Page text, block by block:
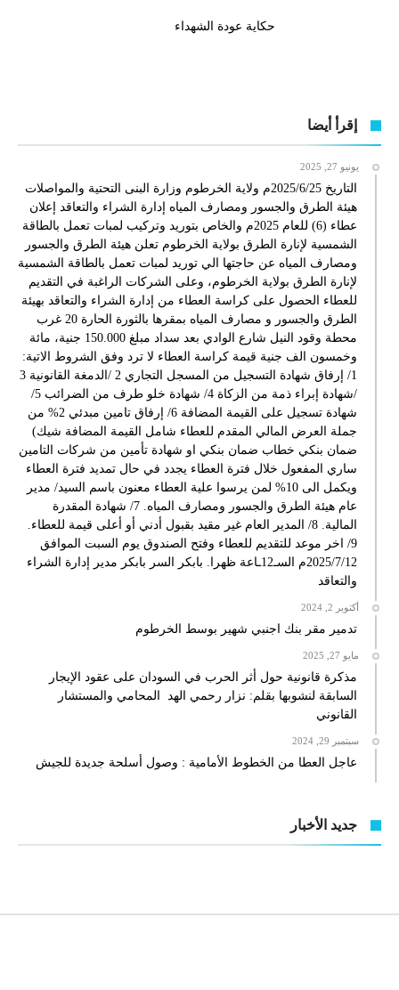
حكاية عودة الشهداء
إقرأ أيضا
يونيو 27, 2025
التاريخ 2025/6/25م ولاية الخرطوم وزارة البنى التحتية والمواصلات
هيئة الطرق والجسور ومصارف المياه إدارة الشراء والتعاقد إعلان
عطاء (6) للعام 2025م والخاص بتوريد وتركيب لمبات تعمل بالطاقة
الشمسية لإنارة الطرق بولاية الخرطوم تعلن هيئة الطرق والجسور
ومصارف المياه عن حاجتها الي توريد لمبات تعمل بالطاقة الشمسية
لإنارة الطرق بولاية الخرطوم، وعلى الشركات الراغبة في التقديم
للعطاء الحصول على كراسة العطاء من إدارة الشراء والتعاقد بهيئة
الطرق والجسور و مصارف المياه بمقرها بالثورة الحارة 20 غرب
محطة وقود النيل شارع الوادي بعد سداد مبلغ 150.000 جنية، مائة
وخمسون الف جنية قيمة كراسة العطاء لا ترد وفق الشروط الاتية:
1/ إرفاق شهادة التسجيل من المسجل التجاري 2 /الدمغة القانونية 3
/شهادة إبراء ذمة من الزكاة 4/ شهادة خلو طرف من الضرائب 5/
شهادة تسجيل على القيمة المضافة 6/ إرفاق تامين مبدئي 2% من
جملة العرض المالي المقدم للعطاء شامل القيمة المضافة شيك)
ضمان بنكي خطاب ضمان بنكي او شهادة تأمين من شركات التامين
ساري المفعول خلال فترة العطاء يجدد في حال تمديد فترة العطاء
ويكمل الى 10% لمن يرسوا علية العطاء معنون باسم السيد/ مدير
عام هيئة الطرق والجسور ومصارف المياه. 7/ شهادة المقدرة
المالية. 8/ المدير العام غير مقيد بقبول أدني أو أعلى قيمة للعطاء.
9/ اخر موعد للتقديم للعطاء وفتح الصندوق يوم السبت الموافق
2025/7/12م السـ12ـاعة ظهرا. بابكر السر بابكر مدير إدارة الشراء
والتعاقد
أكتوبر 2, 2024
تدمير مقر بنك اجنبي شهير بوسط الخرطوم
مايو 27, 2025
مذكرة قانونية حول أثر الحرب في السودان على عقود الإيجار
السابقة لنشوبها بقلم: نزار رحمي الهد المحامي والمستشار
القانوني
سبتمبر 29, 2024
عاجل العطا من الخطوط الأمامية : وصول أسلحة جديدة للجيش
جديد الأخبار